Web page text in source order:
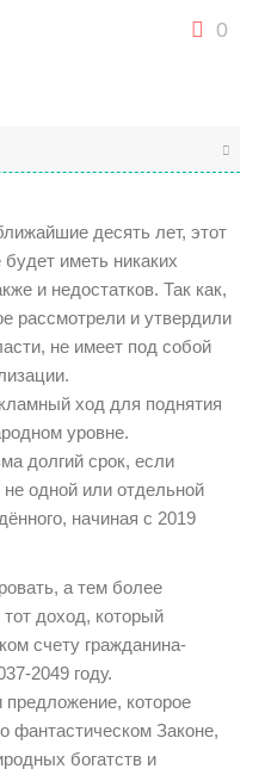
0
десять лет, этот
иметь никаких
и недостатков. Так как,
рассмотрели и утвердили
не имеет под собой
ход для поднятия
уровне.
долгий срок, если
одной или отдельной
начиная с 2019
а тем более
тот доход, который
счету гражданина-
2049 году.
которое
фантастическом Законе,
богатств и